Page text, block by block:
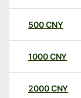
500CNY
1000CNY
2000CNY